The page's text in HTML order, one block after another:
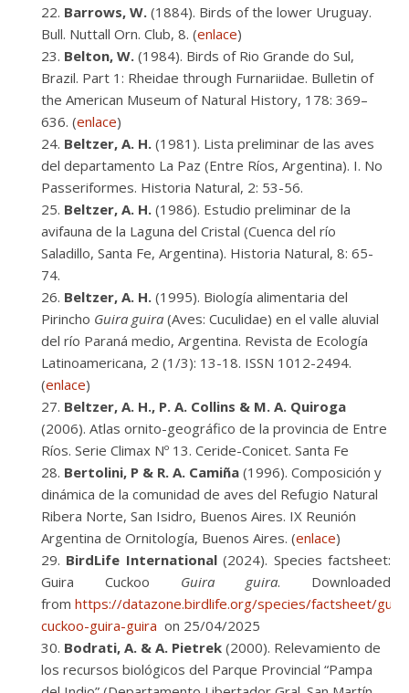
Barrows, W. (1884). Birds of the lower Uruguay.
Bull. Nuttall Orn. Club, 8. (enlace)
Belton, W. (1984). Birds of Rio Grande do Sul,
Brazil. Part 1: Rheidae through Furnariidae. Bulletin of
the American Museum of Natural History, 178: 369–
636. (enlace)
Beltzer, A. H. (1981). Lista preliminar de las aves
del departamento La Paz (Entre Ríos, Argentina). I. No
Passeriformes. Historia Natural, 2: 53-56.
Beltzer, A. H. (1986). Estudio preliminar de la
avifauna de la Laguna del Cristal (Cuenca del río
Saladillo, Santa Fe, Argentina). Historia Natural, 8: 65-
74.
Beltzer, A. H. (1995). Biología alimentaria del
Pirincho Guira guira (Aves: Cuculidae) en el valle aluvial
del río Paraná medio, Argentina. Revista de Ecología
Latinoamericana, 2 (1/3): 13-18. ISSN 1012-2494.
(enlace)
Beltzer, A. H., P. A. Collins & M. A. Quiroga
(2006). Atlas ornito-geográfico de la provincia de Entre
Ríos. Serie Climax Nº 13. Ceride-Conicet. Santa Fe
Bertolini, P & R. A. Camiña (1996). Composición y
dinámica de la comunidad de aves del Refugio Natural
Ribera Norte, San Isidro, Buenos Aires. IX Reunión
Argentina de Ornitología, Buenos Aires. (enlace)
BirdLife International(2024). Species factsheet:
Guira Cuckoo Guira guira. Downloaded
from https://datazone.birdlife.org/species/factsheet/
cuckoo-guira-guira on 25/04/2025
Bodrati, A. & A. Pietrek (2000). Relevamiento de
los recursos biológicos del Parque Provincial “Pampa